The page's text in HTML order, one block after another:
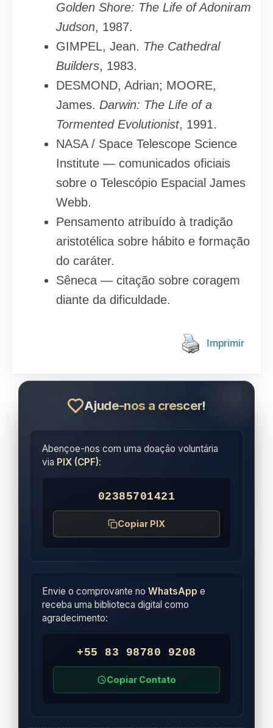
Golden Shore: The Life of Adoniram
Judson, 1987.
GIMPEL, Jean. The Cathedral
Builders, 1983.
DESMOND, Adrian; MOORE,
James. Darwin: The Life of a
Tormented Evolutionist, 1991.
NASA / Space Telescope Science
Institute — comunicados oficiais
sobre o Telescópio Espacial James
Webb.
Pensamento atribuído à tradição
aristotélica sobre hábito e formação
do caráter.
Sêneca — citação sobre coragem
diante da dificuldade.
Imprimir
Ajude-nos a crescer!
Abençoe-nos com uma doação voluntária
via PIX (CPF):
02385701421
Copiar PIX
Envie o comprovante noWhatsApp e
receba uma biblioteca digital como
agradecimento:
+55 83 98780 9208
Copiar Contato